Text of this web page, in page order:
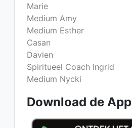
Marie
Medium Amy
Medium Esther
Casan
Davien
Spiritueel Coach Ingrid
Medium Nycki
Download de App